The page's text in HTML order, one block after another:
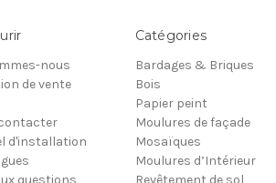
nous
de vente
d'installation
questions
Catégories
Bardages & Briques
Bois
Papier peint
Moulures de façade
Mosaïques
Moulures d’Intérieur
Revêtement de sol